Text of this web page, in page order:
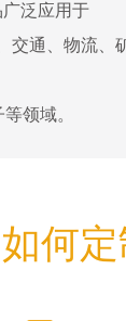
泛应用于
交通、物流、
领域。
如何